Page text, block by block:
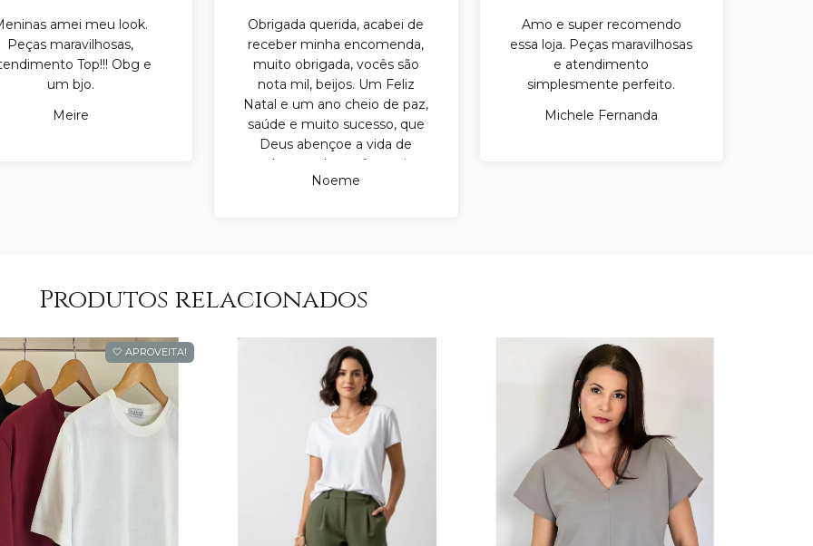
amei meu look.
Peças maravilhosas,
Top!!! Obg e
um bjo.
Meire
Obrigada querida, acabei de
receber minha encomenda,
muito obrigada, vocês são
nota mil, beijos. Um Feliz
Natal e um ano cheio de paz,
saúde e muito sucesso, que
Deus abençoe a vida de
cada uma de vocês, muito
obrigada.
Noeme
Amo e super recomendo
essa loja. Peças maravilhosas
e atendimento
simplesmente perfeito.
Michele Fernanda
Produtos relacionados
🤍 APROVEITA!